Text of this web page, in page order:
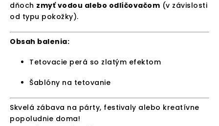
dňoch zmyť vodou alebo odlíčovačom (v závislosti
od typu pokožky).
Obsah balenia:
Tetovacie perá so zlatým efektom
Šablóny na tetovanie
Skvelá zábava na párty, festivaly alebo kreatívne
popoludnie doma!